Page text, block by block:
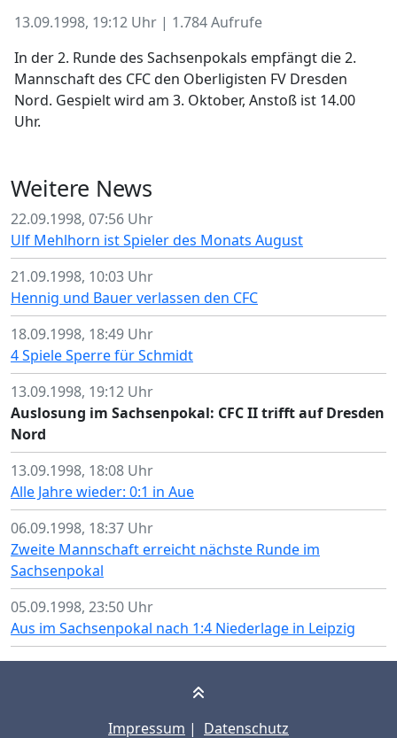
13.09.1998, 19:12 Uhr | 1.784 Aufrufe
In der 2. Runde des Sachsenpokals empfängt die 2.
Mannschaft des CFC den Oberligisten FV Dresden
Nord. Gespielt wird am 3. Oktober, Anstoß ist 14.00
Uhr.
Weitere News
22.09.1998, 07:56 Uhr
Ulf Mehlhorn ist Spieler des Monats August
21.09.1998, 10:03 Uhr
Hennig und Bauer verlassen den CFC
18.09.1998, 18:49 Uhr
4 Spiele Sperre für Schmidt
13.09.1998, 19:12 Uhr
Auslosung im Sachsenpokal: CFC II trifft auf Dresden
Nord
13.09.1998, 18:08 Uhr
Alle Jahre wieder: 0:1 in Aue
06.09.1998, 18:37 Uhr
Zweite Mannschaft erreicht nächste Runde im
Sachsenpokal
05.09.1998, 23:50 Uhr
Aus im Sachsenpokal nach 1:4 Niederlage in Leipzig
Impressum | Datenschutz